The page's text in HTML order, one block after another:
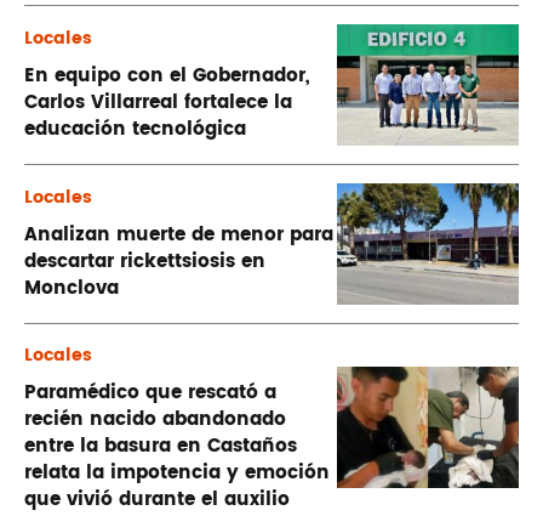
Locales
En equipo con el Gobernador,
Carlos Villarreal fortalece la
educación tecnológica
Locales
Analizan muerte de menor para
descartar rickettsiosis en
Monclova
Locales
Paramédico que rescató a
recién nacido abandonado
entre la basura en Castaños
relata la impotencia y emoción
que vivió durante el auxilio